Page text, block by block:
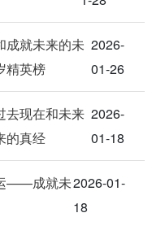
成就未来的未
精英榜
2026-
01-26
去现在和未来
的真经
2026-
01-18
——成就未2026-01-
18